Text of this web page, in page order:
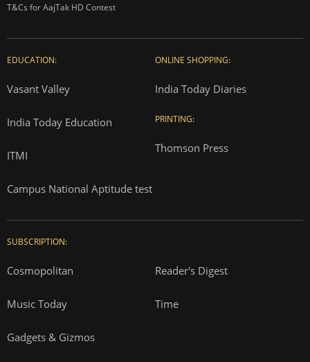
T&Cs for AajTak HD Contest
EDUCATION:
Vasant Valley
India Today Education
ITMI
Campus National Aptitude test
ONLINE SHOPPING:
India Today Diaries
PRINTING:
Thomson Press
SUBSCRIPTION:
Cosmopolitan Reader's Digest
Music Today Time
Gadgets & Gizmos